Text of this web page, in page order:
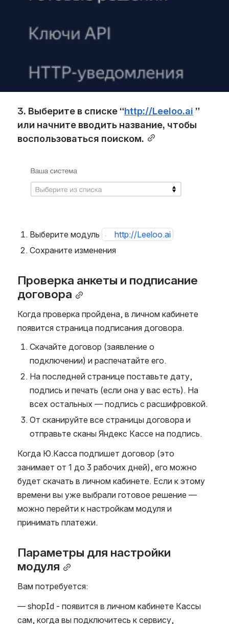
3. Выберите в списке “http://Leeloo.ai ”
или начните вводить название, чтобы
воспользоваться поиском.
Выберите модуль http://Leeloo.ai
Сохраните изменения
Проверка анкеты и подписание
договора
Когда проверка пройдена, в личном кабинете
появится страница подписания договора.
Скачайте договор (заявление о
подключении) и распечатайте его.
На последней странице поставьте дату,
подпись и печать (если она у вас есть). На
всех остальных — подпись с расшифровкой.
От сканируйте все страницы договора и
отправьте сканы Яндекс Кассе на подпись.
Когда Ю.Касса подпишет договор (это
занимает от 1 до 3 рабочих дней), его можно
будет скачать в личном кабинете. Если к этому
времени вы уже выбрали готовое решение —
можно перейти к настройкам модуля и
принимать платежи.
Параметры для настройки
модуля
Вам потребуется:
— shopId - появится в личном кабинете Кассы
сам, когда вы подключитесь к сервису,